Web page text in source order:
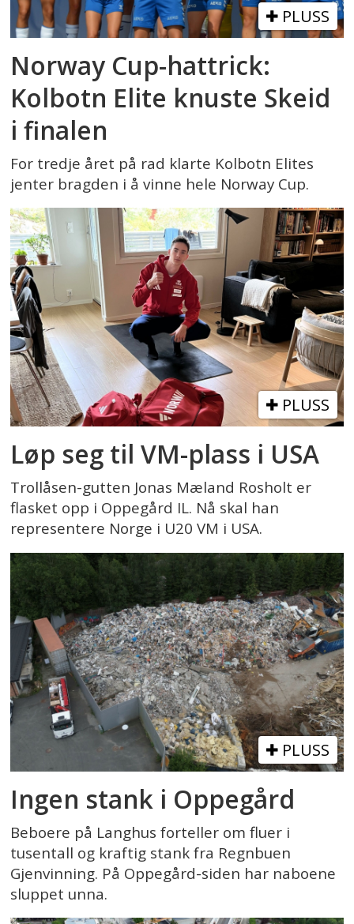
PLUSS
Norway Cup-hattrick:
Kolbotn Elite knuste Skeid
i finalen
For tredje året på rad klarte Kolbotn Elites
jenter bragden i å vinne hele Norway Cup.
PLUSS
Løp seg til VM-plass i USA
Trollåsen-gutten Jonas Mæland Rosholt er
flasket opp i Oppegård IL. Nå skal han
representere Norge i U20 VM i USA.
PLUSS
Ingen stank i Oppegård
Beboere på Langhus forteller om fluer i
tusentall og kraftig stank fra Regnbuen
Gjenvinning. På Oppegård-siden har naboene
sluppet unna.